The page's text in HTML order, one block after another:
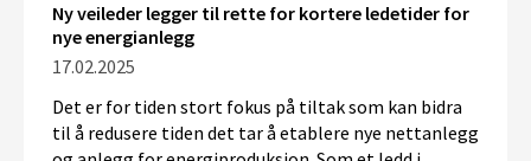
Ny veileder legger til rette for kortere ledetider for
nye energianlegg
17.02.2025
Det er for tiden stort fokus på tiltak som kan bidra
til å redusere tiden det tar å etablere nye nettanlegg